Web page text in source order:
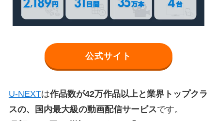
公式サイト
U-NEXTは作品数が42万作品以上と業界トップクラ
スの、国内最大級の動画配信サービスです。